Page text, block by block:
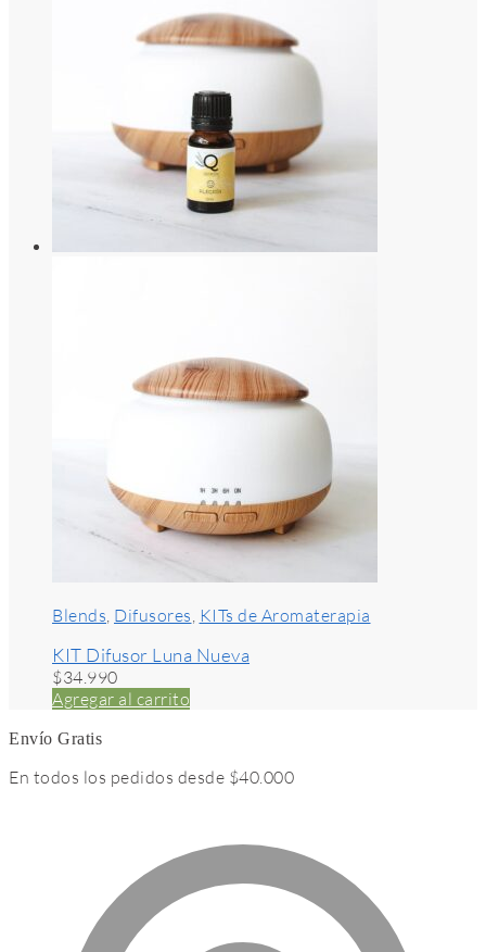
Blends, Difusores, KITs de Aromaterapia
KIT Difusor Luna Nueva
$34.990
Agregar al carrito
Envío Gratis
En todos los pedidos desde $40.000